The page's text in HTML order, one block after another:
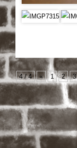
4 / 4 « 1 2 3